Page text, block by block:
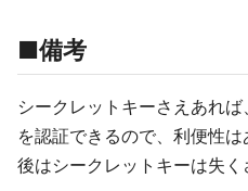
■備考
シークレットキーさえあれ
を認証できるので、利便性は
後はシークレットキーは失